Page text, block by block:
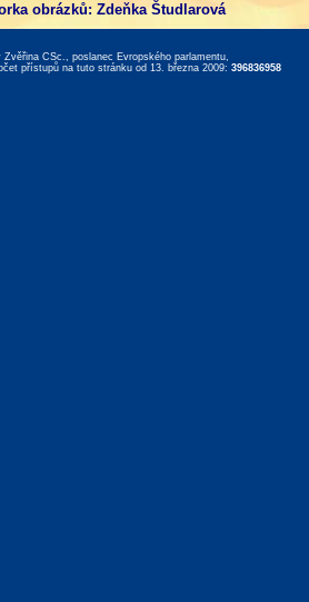
obrázků: Zdeňka Študlarová
CSc., poslanec Evropského parlamentu,
přístupů na tuto stránku od 13. března 2009: 396836958